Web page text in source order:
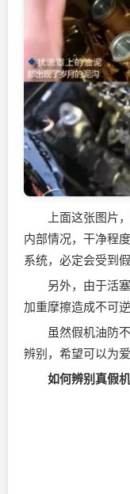
上面这张图片，
内部情况，干净程
系统，必定会受到
另外，由于活塞
加重摩擦造成不可逆
虽然假机油防不
辨别，希望可以为
如何辨别真假机